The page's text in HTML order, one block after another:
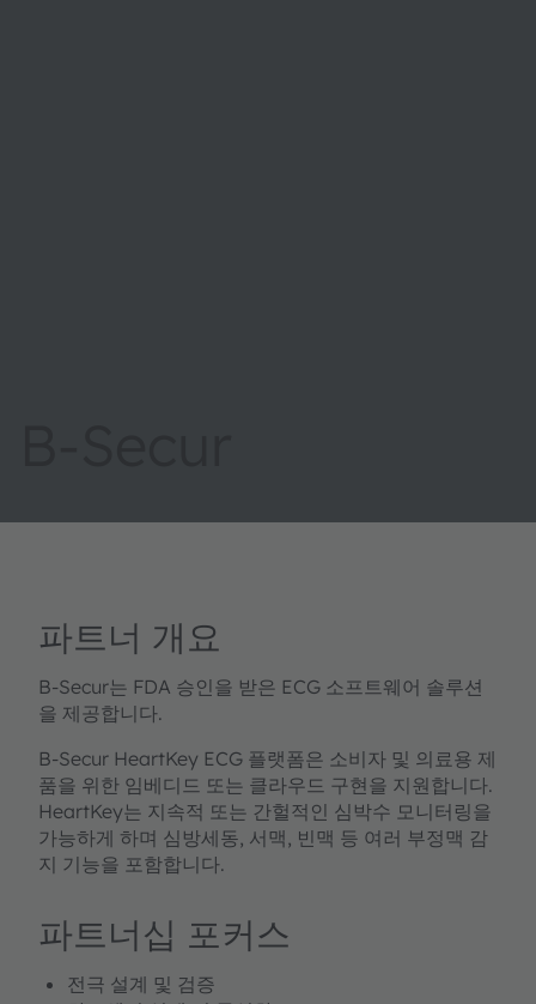
파트너 개요
B-Secur는 FDA 승인을 받은 ECG 소프트웨어 솔루션
을 제공합니다.
B-Secur HeartKey ECG 플랫폼은 소비자 및 의료용 제
품을 위한 임베디드 또는 클라우드 구현을 지원합니다.
HeartKey는 지속적 또는 간헐적인 심박수 모니터링을
가능하게 하며 심방세동, 서맥, 빈맥 등 여러 부정맥 감
지 기능을 포함합니다.
파트너십 포커스
전극 설계 및 검증